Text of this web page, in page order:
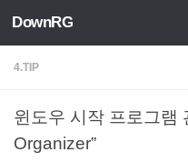
Skip to content
DownRG
4.TIP
윈도우 시작 프로그램
Organizer”